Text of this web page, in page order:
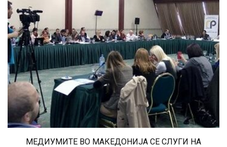
МЕДИУМИТЕ ВО МАКЕДОНИЈА СЕ СЛУГИ НА